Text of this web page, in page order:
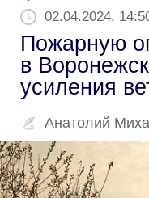
02.04.2024,
Пожарную
в
усиления
Анатолий